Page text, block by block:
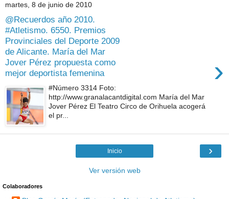
martes, 8 de junio de 2010
@Recuerdos año 2010.
#Atletismo. 6550. Premios
Provinciales del Deporte 2009
de Alicante. María del Mar
Jover Pérez propuesta como
mejor deportista femenina
›
#Número 3314 Foto:
http://www.granalacantdigital.com María del Mar
Jover Pérez El Teatro Circo de Orihuela acogerá
el pr...
›
Inicio
Ver versión web
Colaboradores